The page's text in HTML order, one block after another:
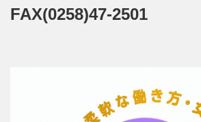
FAX(0258)47-2501